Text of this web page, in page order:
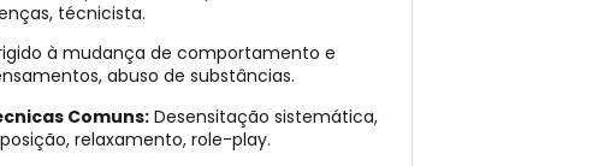
técnicista.
à mudança de comportamento e
abuso de substâncias.
Comuns:Desensitação sistemática,
relaxamento, role-play.